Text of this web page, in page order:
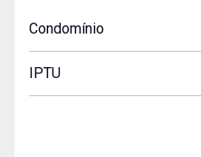
Condomínio
IPTU